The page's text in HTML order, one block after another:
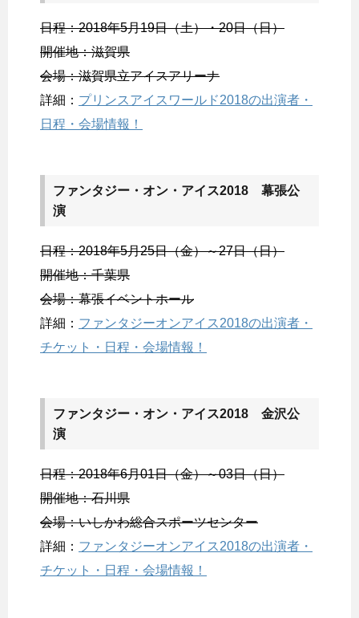
日程：2018年5月19日（土）・20日（日）
開催地：滋賀県
会場：滋賀県立アイスアリーナ
詳細： プリンスアイスワールド2018の出演者・
日程・会場情報！
ファンタジー・オン・アイス2018 幕張公
演
日程：2018年5月25日（金）～27日（日）
開催地：千葉県
会場：幕張イベントホール
詳細： ファンタジーオンアイス2018の出演者・
チケット・日程・会場情報！
ファンタジー・オン・アイス2018 金沢公
演
日程：2018年6月01日（金）～03日（日）
開催地：石川県
会場：いしかわ総合スポーツセンター
詳細： ファンタジーオンアイス2018の出演者・
チケット・日程・会場情報！